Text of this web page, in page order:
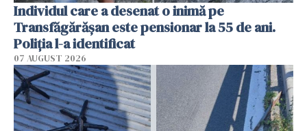
Individul care a desenat o inimă pe
Transfăgărășan este pensionar la 55 de ani.
Poliția l-a identificat
07 AUGUST 2026